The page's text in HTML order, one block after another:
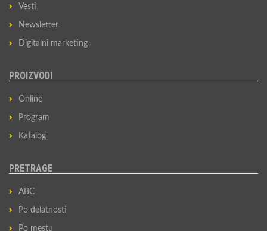
Vesti
Newsletter
Digitalni marketing
PROIZVODI
Online
Program
Katalog
PRETRAGE
ABC
Po delatnosti
Po mestu